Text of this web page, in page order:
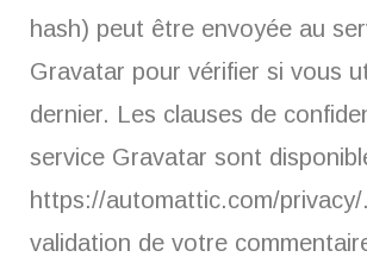
hash) peut être envoyée au
Gravatar pour vérifier si vous
dernier. Les clauses de
service Gravatar sont
https://automattic.com/privacy/
validation de votre